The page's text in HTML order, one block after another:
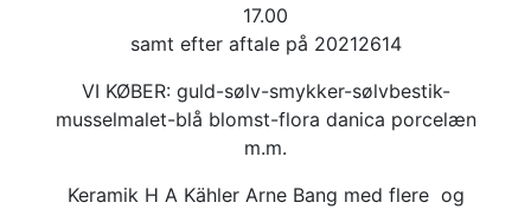
17.00
samt efter aftale på 20212614
VI KØBER: guld-sølv-smykker-sølvbestik-
musselmalet-blå blomst-flora danica porcelæn
m.m.
Keramik H A Kähler Arne Bang med flere og